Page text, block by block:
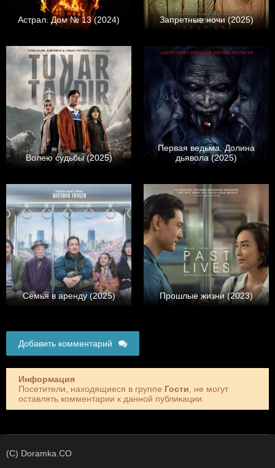
Астрал. Дом № 13 (2024) Запретные ночи (2025)
Волею судьбы (2025)
Первая ведьма. Долина
дьявола (2025)
Семья в аренду (2025) Прошлые жизни (2023)
Добавить комментарий
Информация
Посетители, находящиеся в группе Гости, не могут
оставлять комментарии к данной публикации.
(C) Doramka.CO